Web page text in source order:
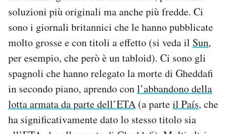
Esci
soluzioni più originali ma anche più fredde. Ci
sono i giornali britannici che le hanno pubblicate
molto grosse e con titoli a effetto (si veda il Sun,
per esempio, che però è un tabloid). Ci sono gli
spagnoli che hanno relegato la morte di Gheddafi
in secondo piano, aprendo conl’abbandono della
lotta armata da parte dell’ETA (a parteil País, che
ha significativamente dato lo stesso titolo sia